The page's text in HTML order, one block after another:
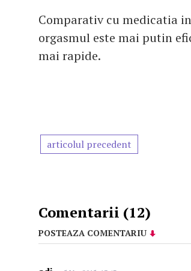
Comparativ cu medicatia
orgasmul este mai putin
mai rapide.
articolul precedent
Comentarii (12)
POSTEAZA COMENTARIU